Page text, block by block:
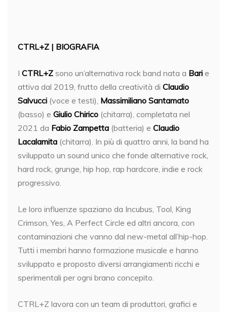
CTRL+Z | BIOGRAFIA
I CTRL+Z sono un’alternativa rock band nata a Bari e
attiva dal 2019, frutto della creatività di Claudio
Salvucci (voce e testi), Massimiliano Santamato
(basso) e Giulio Chirico (chitarra), completata nel
2021 da Fabio Zampetta (batteria) e Claudio
Lacalamita (chitarra). In più di quattro anni, la band ha
sviluppato un sound unico che fonde alternative rock,
hard rock, grunge, hip hop, rap hardcore, indie e rock
progressivo.
Le loro influenze spaziano da Incubus, Tool, King
Crimson, Yes, A Perfect Circle ed altri ancora, con
contaminazioni che vanno dal new-metal all’hip-hop.
Tutti i membri hanno formazione musicale e hanno
sviluppato e proposto diversi arrangiamenti ricchi e
sperimentali per ogni brano concepito.
CTRL+Z lavora con un team di produttori, grafici e